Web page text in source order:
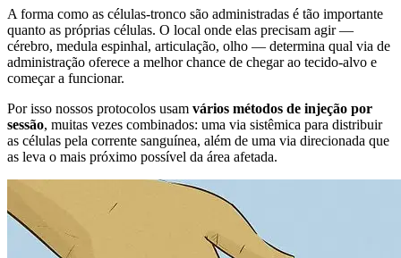
A forma como as células-tronco são administradas é tão importante
quanto as próprias células. O local onde elas precisam agir —
cérebro, medula espinhal, articulação, olho — determina qual via de
administração oferece a melhor chance de chegar ao tecido-alvo e
começar a funcionar.
Por isso nossos protocolos usam vários métodos de injeção por
sessão, muitas vezes combinados: uma via sistêmica para distribuir
as células pela corrente sanguínea, além de uma via direcionada que
as leva o mais próximo possível da área afetada.